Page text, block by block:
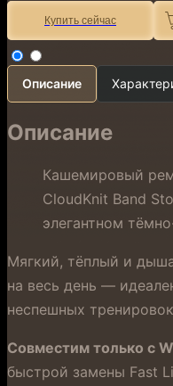
Купить сейчас
Описание
Описание
Кашемировый
CloudKnit Band
элегантном
Мягкий, тёплый и
на весь день —
неспешных
Совместим только с
быстрой замены Fast